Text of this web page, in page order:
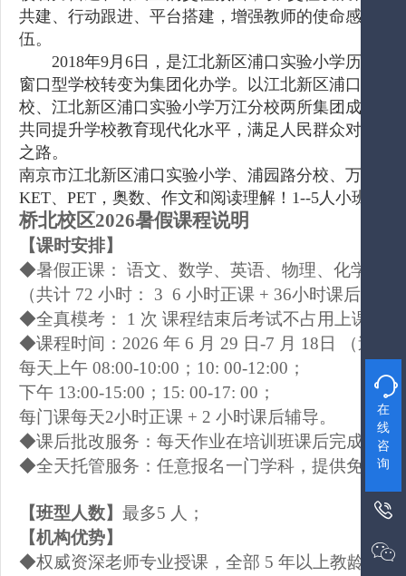
共建、行动跟进、平台搭建，增强教师的使命感和
伍。
2018年9月6日，是江北新区浦口实验小学历史发
窗口型学校转变为集团化办学。以江北新区浦口实
校、江北新区浦口实验小学万江分校两所集团成员
共同提升学校教育现代化水平，满足人民群众对优质
之路。
南京市江北新区浦口实验小学、浦园路分校、万江
KET、PET，奥数、作文和阅读理解！1--5人小班化教
桥北校区2026暑假课程说明
【课时安排】
◆暑假正课：
语文、数学、英语、物理、化学、
（共计 72 小时： 3 6 小时正课 + 36小时课后
◆全真模考：
1 次 课程结束后考试不占用上课时
◆课程时间： 2026 年 6 月 29 日-7 月 18 日
（逢周
每天上午 08:00-10:00； 10: 00-12:00；
下午 13:00-15:00； 1 5: 00-1 7: 00；
每门课每天2小时正课 + 2 小时课后辅导。
◆课后批改服务 ： 每天作业在培训班课后完成（
◆全天托管服务：任意报名一门学科，提供免费全
【班型人数】 最多5 人；
【机构优势】
◆权威资深老师专业授课，全部 5 年以上教龄，上

在
线
咨
询

